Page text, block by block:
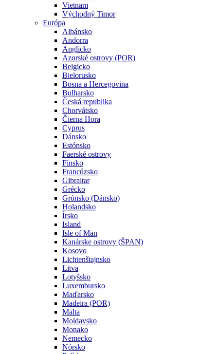
Vietnam
Východný Timor
Európa
Albánsko
Andorra
Anglicko
Azorské ostrovy (POR)
Belgicko
Bielorusko
Bosna a Hercegovina
Bulharsko
Česká republika
Chorvátsko
Čierna Hora
Cyprus
Dánsko
Estónsko
Faerské ostrovy
Fínsko
Francúzsko
Gibraltar
Grécko
Grónsko (Dánsko)
Holandsko
Írsko
Island
Isle of Man
Kanárske ostrovy (ŠPAN)
Kosovo
Lichtenštajnsko
Litva
Lotyšsko
Luxembursko
Maďarsko
Madeira (POR)
Malta
Moldavsko
Monako
Nemecko
Nórsko